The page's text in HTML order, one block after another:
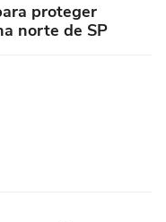
proteger
norte de SP